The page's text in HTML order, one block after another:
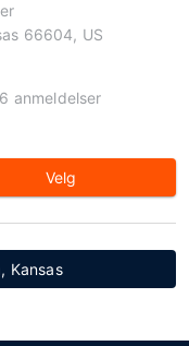
66604, US
anmeldelser
Velg
Kansas